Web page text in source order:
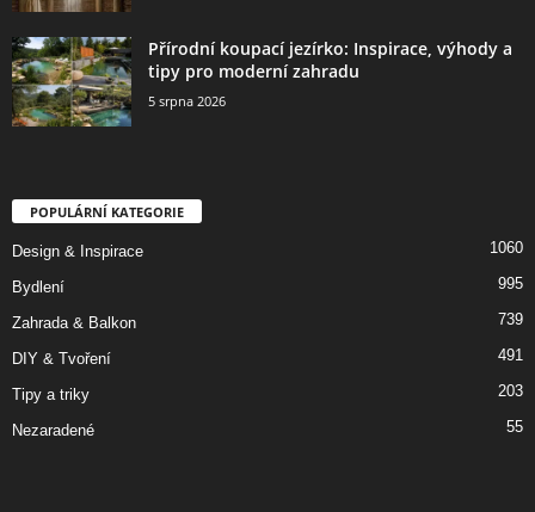
Přírodní koupací jezírko: Inspirace, výhody a
tipy pro moderní zahradu
5 srpna 2026
POPULÁRNÍ KATEGORIE
Design & Inspirace 1060
Bydlení 995
Zahrada & Balkon 739
DIY & Tvoření 491
Tipy a triky 203
Nezaradené 55